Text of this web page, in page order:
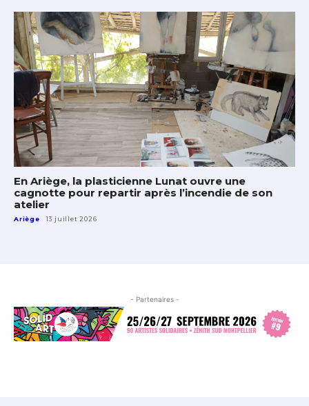
En Ariège, la plasticienne Lunat ouvre une
cagnotte pour repartir après l’incendie de son
atelier
Ariège 13 juillet 2026
- Partenaires -